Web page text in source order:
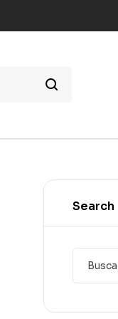
Search